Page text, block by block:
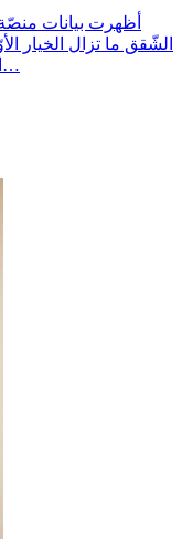
الشّقق ما تزال الخيار
الصيفية، في حين تواصل جهة الوطن القبلي…